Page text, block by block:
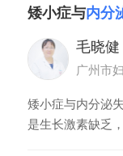
或者是延长，月
伴有情绪急躁、
神神经症状，情
矮小症与内分
毛晓健
广州市
矮小症与内分泌
是生长激素缺乏